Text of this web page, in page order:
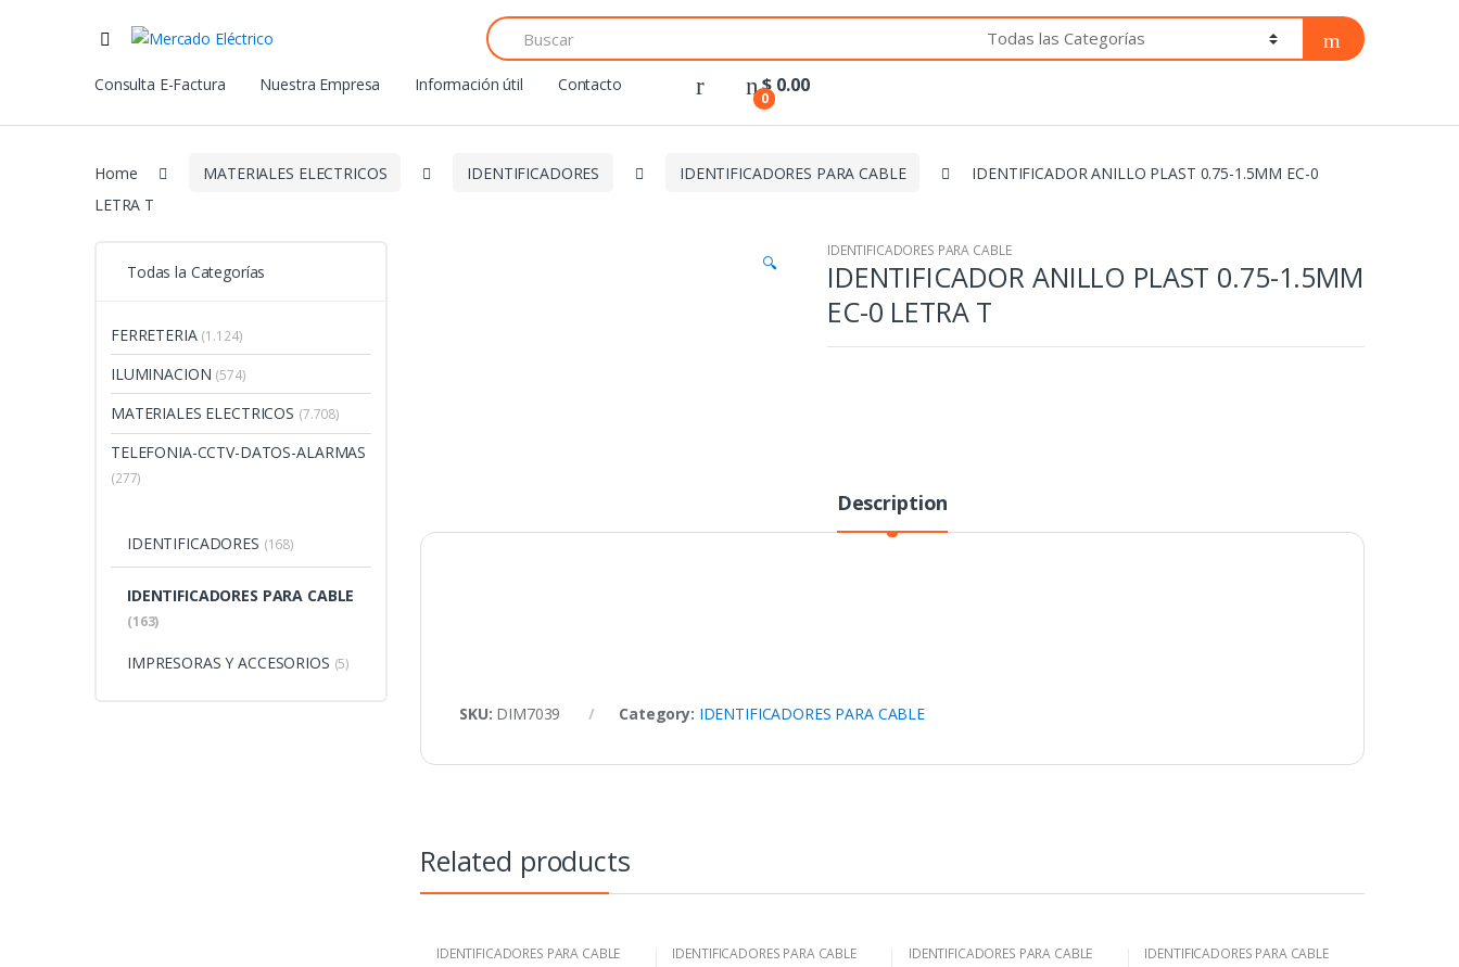
Search
for:
Consulta E-Factura
Nuestra Empresa Información útil Contacto
0
$ 0.00
Home MATERIALES ELECTRICOS IDENTIFICADORES IDENTIFICADORES PARA CABLE
IDENTIFICADOR ANILLO PLAST 0.75-1.5MM EC-0
LETRA T
🔍
IDENTIFICADORES PARA CABLE
IDENTIFICADOR ANILLO PLAST 0.75-1.5MM
EC-0 LETRA T
Description
SKU: DIM7039 Category: IDENTIFICADORES PARA CABLE
Related products
IDENTIFICADORES PARA CABLE IDENTIFICADORES PARA CABLE IDENTIFICADORES PARA CABLE IDENTIFICADORES PARA CABLE
Todas la Categorías
FERRETERIA (1.124)
ILUMINACION (574)
MATERIALES ELECTRICOS (7.708)
TELEFONIA-CCTV-DATOS-ALARMAS
(277)
IDENTIFICADORES (168)
IDENTIFICADORES PARA CABLE
(163)
IMPRESORAS Y ACCESORIOS (5)